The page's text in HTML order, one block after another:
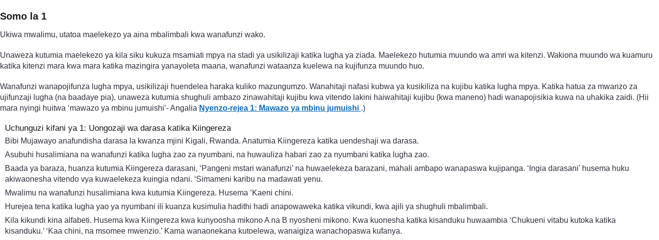
Somo la 1
Ukiwa mwalimu, utatoa maelekezo ya aina mbalimbali kwa wanafunzi wako.
Unaweza kutumia maelekezo ya kila siku kukuza msamiati mpya na stadi ya usikilizaji katika lugha ya ziada. Maelekezo hutumia muundo wa amri wa kitenzi. Wakiona muundo wa kuamuru
katika kitenzi mara kwa mara katika mazingira yanayoleta maana, wanafunzi wataanza kuelewa na kujifunza muundo huo.
Wanafunzi wanapojifunza lugha mpya, usikilizaji huendelea haraka kuliko mazungumzo. Wanahitaji nafasi kubwa ya kusikiliza na kujibu katika lugha mpya. Katika hatua za mwanzo za
ujifunzaji lugha (na baadaye pia), unaweza kutumia shughuli ambazo zinawahitaji kujibu kwa vitendo lakini haiwahitaji kujibu (kwa maneno) hadi wanapojisikia kuwa na uhakika zaidi. (Hii
mara nyingi huitwa ‘mawazo ya mbinu jumuishi’- Angalia Nyenzo-rejea 1: Mawazo ya mbinu jumuishi .)
Uchunguzi kifani ya 1: Uongozaji wa darasa katika Kiingereza
Bibi Mujawayo anafundisha darasa la kwanza mjini Kigali, Rwanda. Anatumia Kiingereza katika uendeshaji wa darasa.
Asubuhi husalimiana na wanafunzi katika lugha zao za nyumbani, na huwauliza habari zao za nyumbani katika lugha zao.
Baada ya baraza, huanza kutumia Kiingereza darasani, ‘Pangeni mstari wanafunzi’ na huwaelekeza barazani, mahali ambapo wanapaswa kujipanga. ‘Ingia darasani’ husema huku
akiwaonesha vitendo vya kuwaelekeza kuingia ndani. ‘Simameni karibu na madawati yenu.
Mwalimu na wanafunzi husalimiana kwa kutumia Kiingereza. Husema ‘Kaeni chini.
Hurejea tena katika lugha yao ya nyumbani ili kuanza kusimulia hadithi hadi anapowaweka katika vikundi, kwa ajili ya shughuli mbalimbali.
Kila kikundi kina alfabeti. Husema kwa Kiingereza kwa kunyoosha mikono A na B nyosheni mikono. Kwa kuonesha katika kisanduku huwaambia ‘Chukueni vitabu kutoka katika
kisanduku.’ ‘Kaa chini, na msomee mwenzio.’ Kama wanaonekana kutoelewa, wanaigiza wanachopaswa kufanya.